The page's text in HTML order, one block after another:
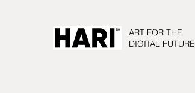
ART FOR THE
DIGITAL FUTURE